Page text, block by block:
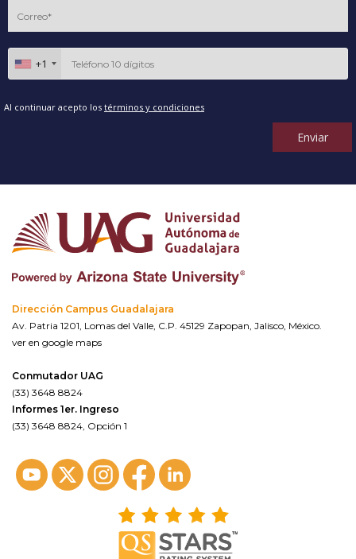
+1
Al continuar acepto los términos y condiciones
Enviar
Dirección Campus Guadalajara
Av. Patria 1201, Lomas del Valle, C.P. 45129 Zapopan, Jalisco, México.
ver en google maps
Conmutador UAG
(33) 3648 8824
Informes 1er. Ingreso
(33) 3648 8824, Opción 1